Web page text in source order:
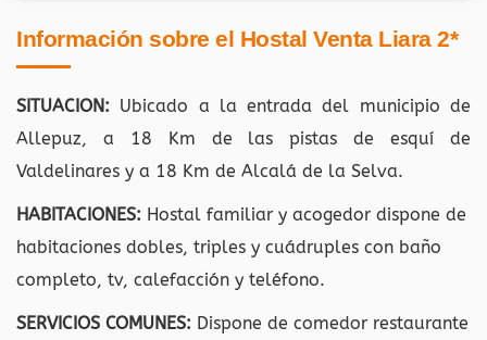
Información sobre el Hostal Venta Liara 2*
SITUACION: Ubicado a la entrada del municipio de
Allepuz, a 18 Km de las pistas de esquí de
Valdelinares y a 18 Km de Alcalá de la Selva.
HABITACIONES: Hostal familiar y acogedor dispone de
habitaciones dobles, triples y cuádruples con baño
completo, tv, calefacción y teléfono.
SERVICIOS COMUNES: Dispone de comedor restaurante